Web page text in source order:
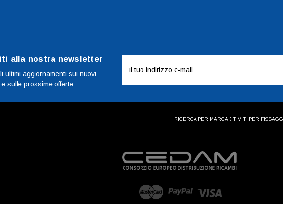
alla nostra newsletter
ultimi aggiornamenti sui nuovi
sulle prossime offerte
mail
RICERCA PER MARCAKIT VITI PER FISSAGGI